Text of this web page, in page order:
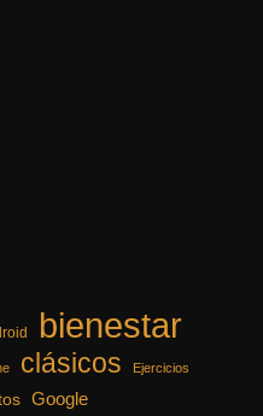
bienestar
clásicos Ejercicios
Google